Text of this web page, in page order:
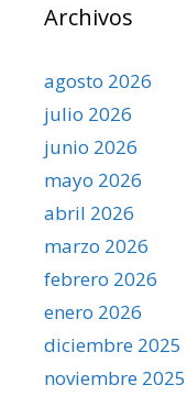
Archivos
agosto 2026
julio 2026
junio 2026
mayo 2026
abril 2026
marzo 2026
febrero 2026
enero 2026
diciembre 2025
noviembre 2025